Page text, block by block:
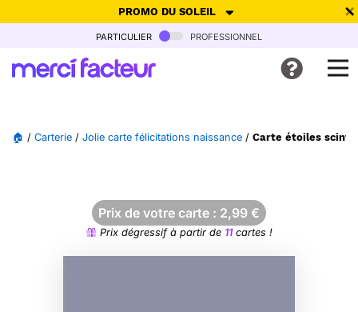
PROMO DU SOLEIL
-30% de réduction avec le code SUMMER26pour envoyer des
Ne plus afficher
particulier professionnel
🏠 / Carterie / Jolie carte félicitations naissance / Carte étoiles
Prix de votre carte : 2,99 €
Prix dégressif à partir de 11cartes !